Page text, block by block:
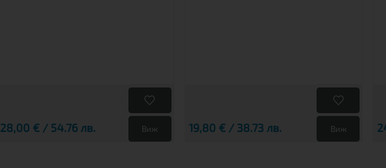
28,00 € / 54.76 лв. Виж 19,80 € / 38.73 лв. Виж